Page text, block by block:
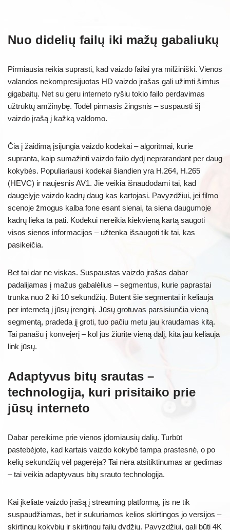
Nuo didelių failų iki mažų gabaliukų
Pirmiausia reikia suprasti, kad vaizdo failai yra milžiniški. Vienos
valandos nekompresijuotas HD vaizdo įrašas gali užimti šimtus
gigabaitų. Net su geru interneto ryšiu tokio failo perdavimas
užtruktų amžinybę. Todėl pirmasis žingsnis – suspausti šį
vaizdo įrašą į kažką valdomo.
Čia į žaidimą įsijungia vaizdo kodekai – algoritmai, kurie
supranta, kaip sumažinti vaizdo failo dydį neprarandant per daug
kokybės. Populiariausi kodekai šiandien yra H.264, H.265
(HEVC) ir naujesnis AV1. Jie veikia išnaudodami tai, kad
daugelyje vaizdo kadrų daug kas kartojasi. Pavyzdžiui, jei filmo
scenoje žmogus kalba fone esant sienai, ta siena daugumoje
kadrų lieka ta pati. Kodekui nereikia kiekvieną kartą saugoti
visos sienos informacijos – užtenka išsaugoti tik tai, kas
pasikeičia.
Bet tai dar ne viskas. Suspaustas vaizdo įrašas dabar
padalijamas į mažus gabalėlius – segmentus, kurie paprastai
trunka nuo 2 iki 10 sekundžių. Būtent šie segmentai ir keliauja
per internetą į jūsų įrenginį. Jūsų grotuvas parsisiunčia vieną
segmentą, pradeda jį groti, tuo pačiu metu jau kraudamas kitą.
Tai panašu į konvejerį – kol jūs žiūrite vieną dalį, kita jau keliauja
link jūsų.
Adaptyvus bitų srautas –
technologija, kuri prisitaiko prie
jūsų interneto
Dabar pereikime prie vienos įdomiausių dalių. Turbūt
pastebėjote, kad kartais vaizdo kokybė tampa prastesnė, o po
kelių sekundžių vėl pagerėja? Tai nėra atsitiktinumas ar gedimas
– tai veikia adaptyvaus bitų srauto technologija.
Kai įkeliate vaizdo įrašą į streaming platformą, jis ne tik
suspaudžiamas, bet ir sukuriamos kelios skirtingos jo versijos –
skirtingų kokybių ir skirtingų failų dydžių. Pavyzdžiui, gali būti 4K